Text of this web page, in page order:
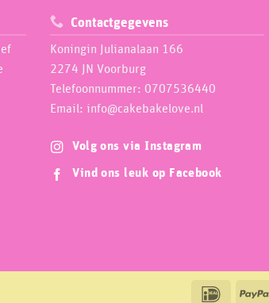
Contactgegevens
Koningin Julianalaan 166
2274 JN Voorburg
Telefoonnummer: 0707536440
Email: info@cakebakelove.nl
Volg ons via Instagram
Vind ons leuk op Facebook
IDeal